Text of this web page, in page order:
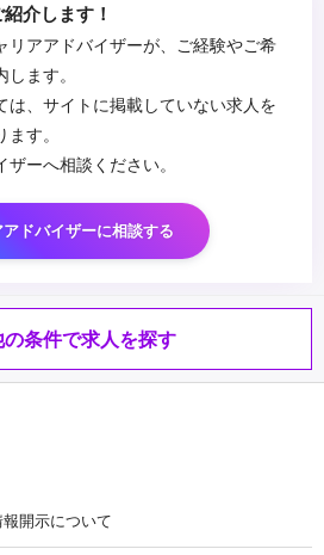
介します！
リアアドバイザーが、ご経験やご希
ます。
は、サイトに掲載していない求人を
す。
ーへ相談ください。
ドバイザーに相談する
の条件で求人を探す
開示について